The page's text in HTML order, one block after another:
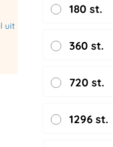
uit
180 st.
360 st.
720 st.
1296 st.